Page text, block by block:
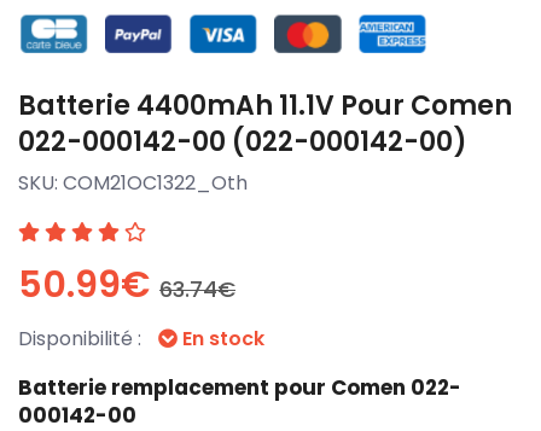
Batterie 4400mAh 11.1V Pour Comen
022-000142-00 (022-000142-00)
SKU: COM21OC1322_Oth
50.99€ 63.74€
Disponibilité : En stock
Batterie remplacement pour Comen 022-
000142-00